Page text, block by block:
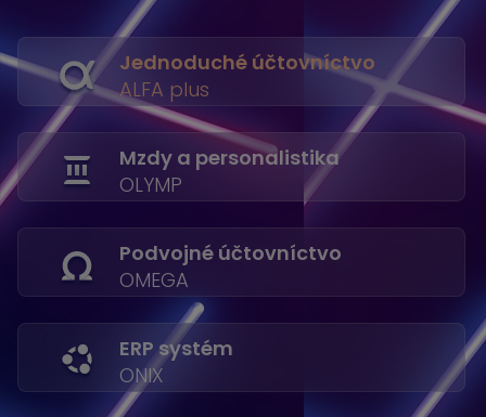
Jednoduché účtovníctvo
ALFA plus
Mzdy a personalistika
OLYMP
Podvojné účtovníctvo
OMEGA
ERP systém
ONIX